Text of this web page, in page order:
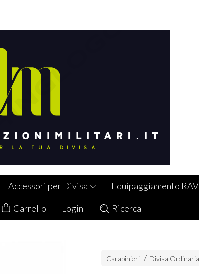
Accessori per Divisa Equipaggiamento RAV
Carrello Login Ricerca
Carabinieri Divisa Ordinaria